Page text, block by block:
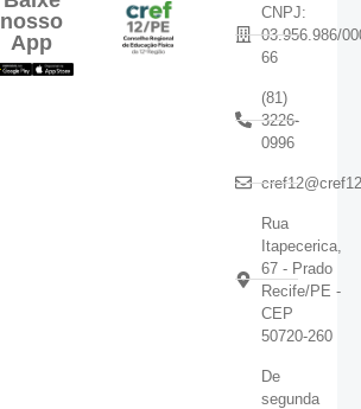
nosso
App
CNPJ:
03.956.986/
66
(81)
3226-
0996
Rua
Itapecerica,
67 - Prado
Recife/PE -
CEP
50720-260
De
segunda